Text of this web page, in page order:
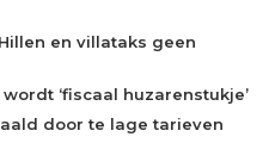
en villataks geen
‘fiscaal huzarenstukje’
door te lage tarieven